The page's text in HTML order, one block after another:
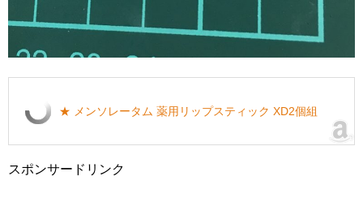
★ メンソレータム 薬用リップスティック XD2個組
スポンサードリンク